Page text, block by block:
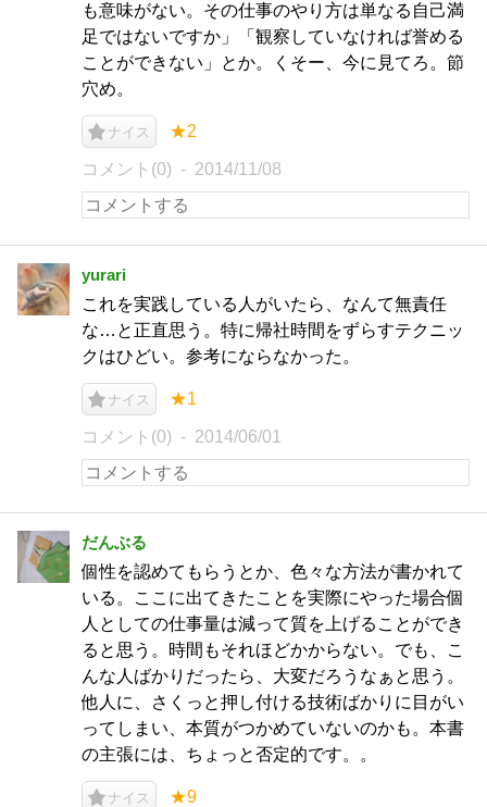
も意味がない。その仕事のやり方は単なる自己満
足ではないですか」「観察していなければ誉める
ことができない」とか。くそー、今に見てろ。節
穴め。
ナイス ★2
コメント(0) 2014/11/08
yurari
これを実践している人がいたら、なんて無責任
な…と正直思う。特に帰社時間をずらすテクニッ
クはひどい。参考にならなかった。
ナイス ★1
コメント(0) 2014/06/01
だんぶる
個性を認めてもらうとか、色々な方法が書かれて
いる。ここに出てきたことを実際にやった場合個
人としての仕事量は減って質を上げることができ
ると思う。時間もそれほどかからない。でも、こ
んな人ばかりだったら、大変だろうなぁと思う。
他人に、さくっと押し付ける技術ばかりに目がい
ってしまい、本質がつかめていないのかも。本書
の主張には、ちょっと否定的です。。
ナイス ★9